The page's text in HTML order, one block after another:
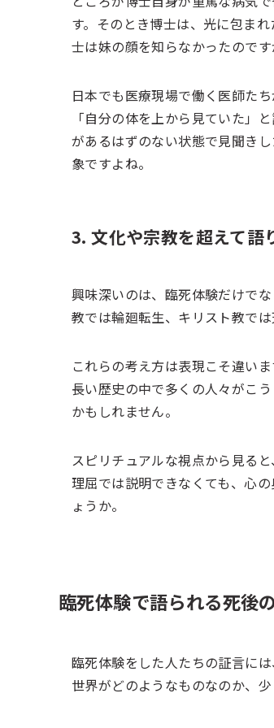
す。そのとき博士は、光に包ま
士は妹の顔を知らなかったので
日本でも医療現場で働く医師た
「自分の体を上から見ていた」
があるはずのない状態で見聞き
象ですよね。
3. 文化や宗教を超えて語
興味深いのは、臨死体験だけで
教では輪廻転生、キリスト教で
これらの考え方は表現こそ違い
長い歴史の中で多くの人々がこ
かもしれません。
スピリチュアルな視点から見る
理屈では説明できなくても、心
ょうか。
臨死体験で語られる死後
臨死体験をした人たちの証言に
世界がどのようなものなのか、